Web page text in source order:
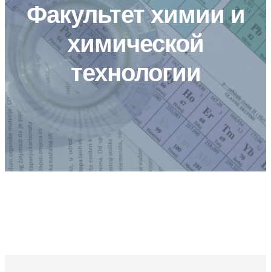
Факультет химии и
химической
технологии